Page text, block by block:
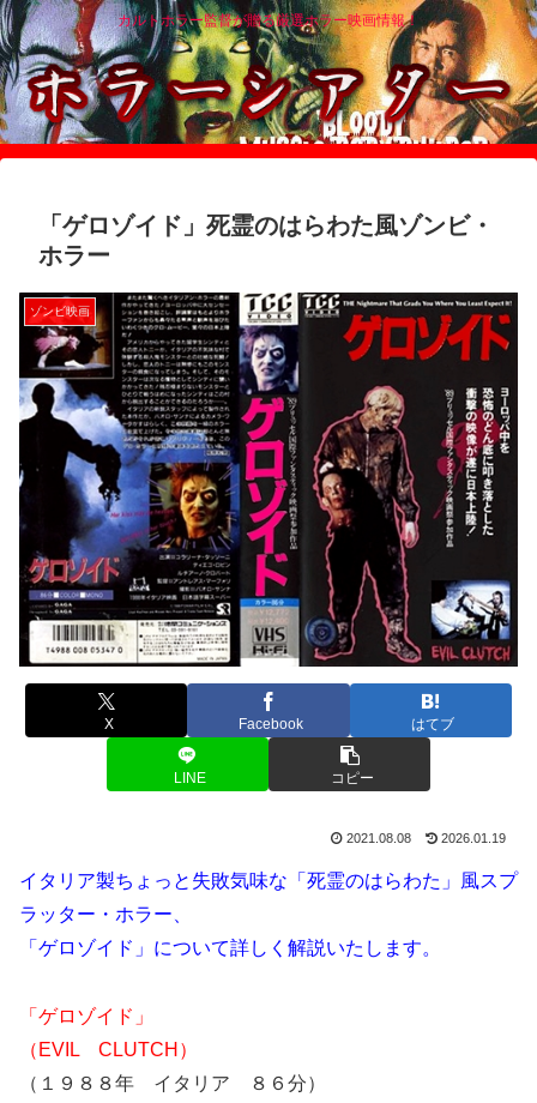
カルトホラー監督が贈る厳選ホラー映画情報！
「ゲロゾイド」死霊のはらわた風ゾンビ・
ホラー
ゾンビ映画
X Facebook はてブ
LINE コピー
2021.08.08 2026.01.19
イタリア製ちょっと失敗気味な 「死霊のはらわた」風スプ
ラッター・ホラー、
「ゲロゾイド」について詳しく解説いたします。
「ゲロゾイド」
（EVIL CLUTCH）
（１９８８年 イタリア ８６分）